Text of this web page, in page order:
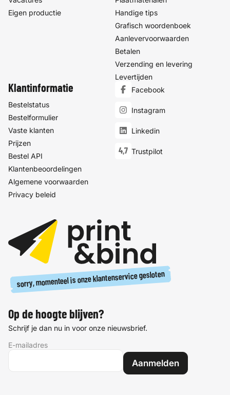
Eigen productie
Handige tips
Grafisch woordenboek
Aanlevervoorwaarden
Betalen
Verzending en levering
Levertijden
Klantinformatie
Bestelstatus
Bestelformulier
Vaste klanten
Prijzen
Bestel API
Klantenbeoordelingen
Algemene voorwaarden
Privacy beleid
Facebook
Instagram
Linkedin
4,7 Trustpilot
sorry, momenteel is onze klantenservice gesloten
Op de hoogte blijven?
Schrijf je dan nu in voor onze nieuwsbrief.
E-mailadres
Aanmelden